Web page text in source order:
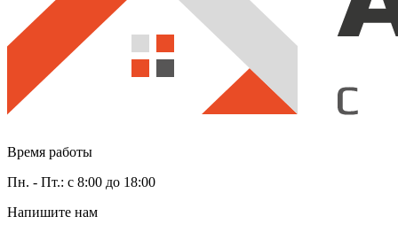
Время работы
Пн. - Пт.: с 8:00 до 18:00
Напишите нам